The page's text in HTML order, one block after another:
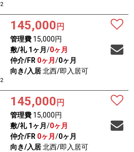
2
2
145,000 円
管理費15,000円
敷/礼 1ヶ月 /0ヶ月
仲介/FR 0ヶ月 /0ヶ月
向き/入居北西/即入居可
145,000 円
管理費15,000円
敷/礼 1ヶ月 /0ヶ月
仲介/FR 0ヶ月 /0ヶ月
向き/入居北西/即入居可